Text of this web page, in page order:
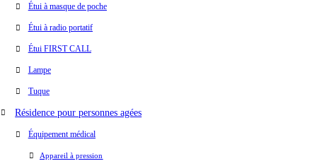
Étui à masque de poche
Étui à radio portatif
Étui FIRST CALL
Lampe
Tuque
Résidence pour personnes agées
Équipement médical
Appareil à pression